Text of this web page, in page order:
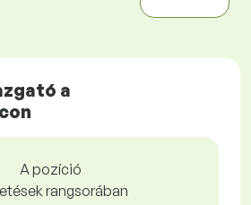
a
A pozíció
rangsorában